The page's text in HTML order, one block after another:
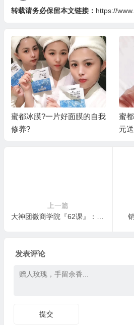
转载请务必保留本文链接： https://
蜜都冰膜?一片好面膜的自我
修养?
蜜
元
上一篇
发表评论